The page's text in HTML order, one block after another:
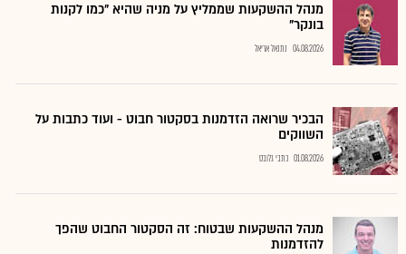
מנהל ההשקעות שממליץ על מניה שהיא "כמו לקנות
בונקר"
04.08.2026 נתנאל אריאל
הבכיר שרואה הזדמנות בסקטור חבוט - ועוד כתבות על
השווקים
01.08.2026 כתבי גלובס
מנהל ההשקעות שבטוח: זה הסקטור החבוט שהפך
להזדמנות